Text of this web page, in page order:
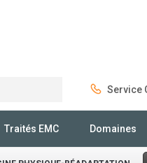
Service
Traités EMC Domaines